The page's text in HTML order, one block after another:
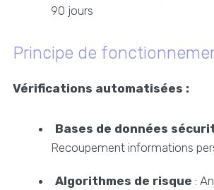
90 jours
Principe de
Vérifications automatisées :
Bases de données
Recoupement informations
Algorithmes de risque :